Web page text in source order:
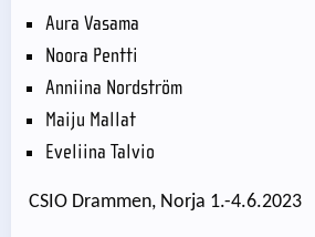
Aura Vasama
Noora Pentti
Anniina Nordström
Maiju Mallat
Eveliina Talvio
CSIO Drammen, Norja 1.-4.6.2023